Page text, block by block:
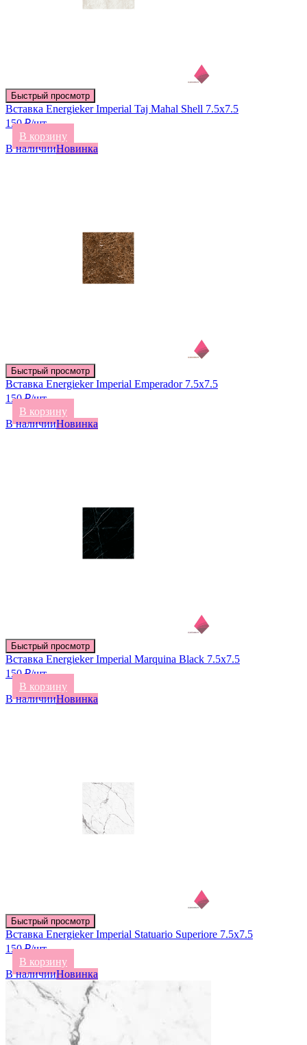
Быстрый просмотр
Вставка Energieker Imperial Taj Mahal Shell 7.5х7.5
150 ₽/шт
В корзину
В наличииНовинка
Быстрый просмотр
Вставка Energieker Imperial Emperador 7.5х7.5
150 ₽/шт
В корзину
В наличииНовинка
Быстрый просмотр
Вставка Energieker Imperial Marquina Black 7.5х7.5
150 ₽/шт
В корзину
В наличииНовинка
Быстрый просмотр
Вставка Energieker Imperial Statuario Superiore 7.5х7.5
150 ₽/шт
В корзину
В наличииНовинка